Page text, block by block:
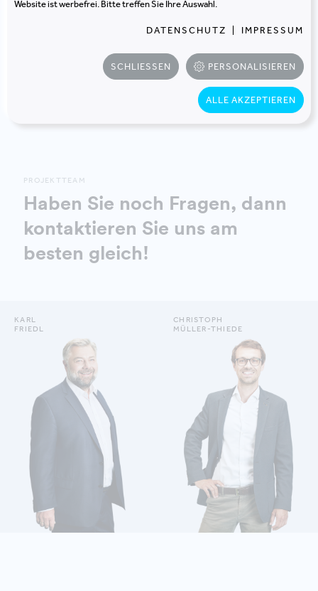
PROJEKT TEILEN
PROJEKTTEAM
Haben Sie noch Fragen, dann
kontaktieren Sie uns am
besten gleich!
DETAILS ANZEIGEN
KARL
FRIEDL
DETAILS ANZEIGEN
CHRISTOPH
MÜLLER-THIEDE
Website ist werbefrei. Bitte treffen Sie Ihre Auswahl.
DATENSCHUTZ IMPRESSUM
SCHLIESSEN PERSONALISIEREN
ALLE AKZEPTIEREN